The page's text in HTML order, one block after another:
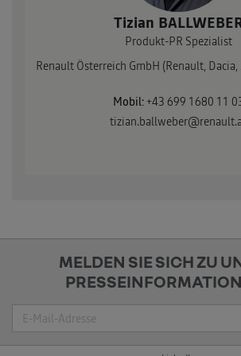
Tizian
Produkt-PR Spezialist
Renault Österreich GmbH (Renault,
Mobil: +43 699 1680 11
MELDEN SIE SICH ZU
Suche